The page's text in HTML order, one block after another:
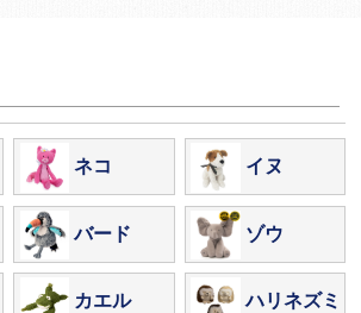
ネコ イヌ
バード ゾウ
カエル ハリネズミ